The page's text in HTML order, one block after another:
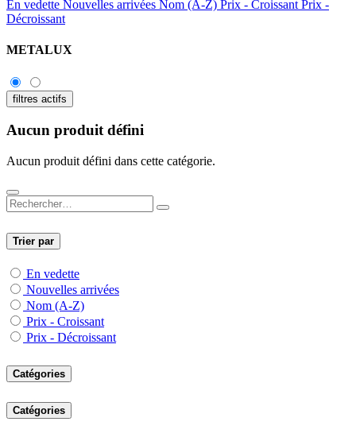
En vedette Nouvelles arrivées Nom (A-Z) Prix - Croissant Prix -
Décroissant
METALUX
filtres actifs
Aucun produit défini
Aucun produit défini dans cette catégorie.
Trier par
En vedette
Nouvelles arrivées
Nom (A-Z)
Prix - Croissant
Prix - Décroissant
Catégories
Catégories